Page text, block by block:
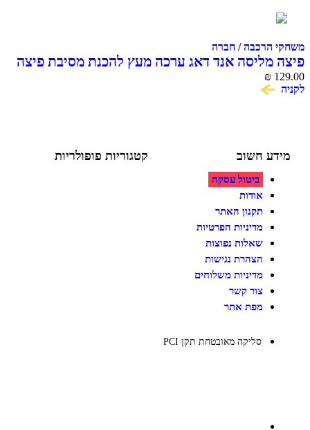
/ חברה
אנד דאג ערכה מעץ להכנת מסיבת פיצה
₪
חשוב
ביטול עסקה
תקנון האתר
מדיניות הפרטיות
שאלות נפוצות
הצהרת נגישות
מדיניות משלוחים
צור קשר
מפת אתר
סליקה מאובטחת תקן PCI
קטגוריות פופולריות